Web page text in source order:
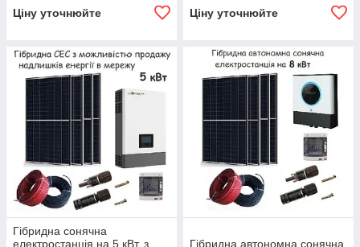
Ціну уточнюйте Ціну уточнюйте
Гібридна сонячна
електростанція на 5 кВт. з
Гібридна автономна сонячна